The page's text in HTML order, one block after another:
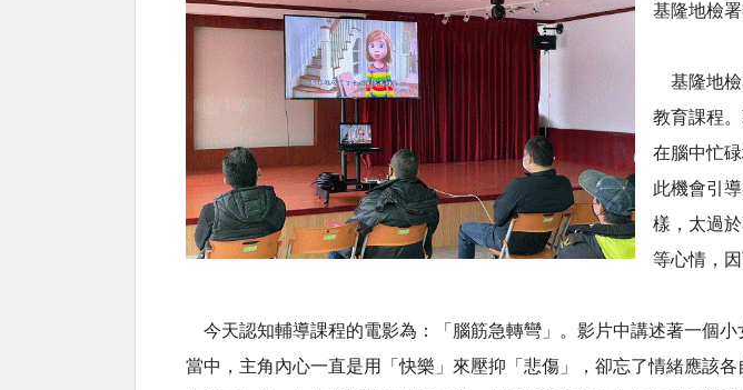
基隆地檢
基隆地
教育課程
在腦中忙
此機會引
樣，太過
等心情，
今天認知輔導課程的電影為：「腦筋急轉彎」。影片中講述著一個
當中，主角內心一直是用「快樂」來壓抑「悲傷」，卻忘了情緒應該